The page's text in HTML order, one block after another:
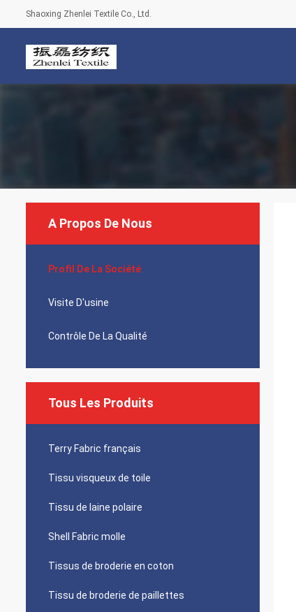
Shaoxing Zhenlei Textile Co., Ltd.
A Propos De Nous
Profil De La Société
Visite D'usine
Contrôle De La Qualité
Tous Les Produits
Terry Fabric français
Tissu visqueux de toile
Tissu de laine polaire
Shell Fabric molle
Tissus de broderie en coton
Tissu de broderie de paillettes